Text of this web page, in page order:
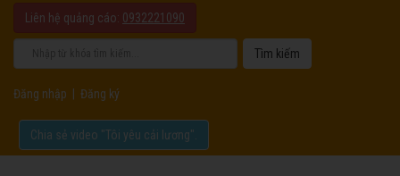
Liên hệ quảng cáo: 0932221090
Đăng nhập Đăng ký
Chia sẻ video "Tôi yêu cải lương".